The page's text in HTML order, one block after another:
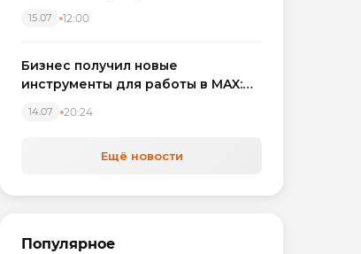
15.07 12:00
Бизнес получил новые
инструменты для работы в MAX:
автоматизируют обработку
14.07 20:24
Ещё новости
Популярное